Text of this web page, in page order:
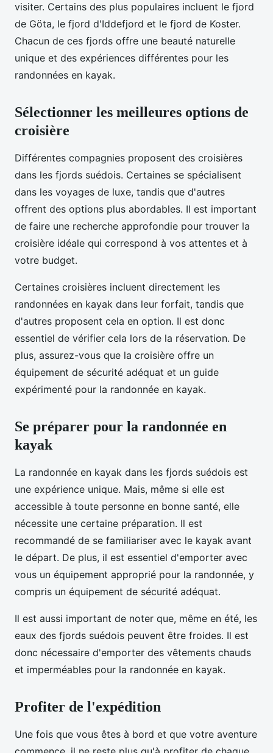
visiter. Certains des plus populaires incluent le fjord
de Göta, le fjord d'Iddefjord et le fjord de Koster.
Chacun de ces fjords offre une beauté naturelle
unique et des expériences différentes pour les
randonnées en kayak.
Sélectionner les meilleures options de
croisière
Différentes compagnies proposent des croisières
dans les fjords suédois. Certaines se spécialisent
dans les voyages de luxe, tandis que d'autres
offrent des options plus abordables. Il est important
de faire une recherche approfondie pour trouver la
croisière idéale qui correspond à vos attentes et à
votre budget.
Certaines croisières incluent directement les
randonnées en kayak dans leur forfait, tandis que
d'autres proposent cela en option. Il est donc
essentiel de vérifier cela lors de la réservation. De
plus, assurez-vous que la croisière offre un
équipement de sécurité adéquat et un guide
expérimenté pour la randonnée en kayak.
Se préparer pour la randonnée en
kayak
La randonnée en kayak dans les fjords suédois est
une expérience unique. Mais, même si elle est
accessible à toute personne en bonne santé, elle
nécessite une certaine préparation. Il est
recommandé de se familiariser avec le kayak avant
le départ. De plus, il est essentiel d'emporter avec
vous un équipement approprié pour la randonnée, y
compris un équipement de sécurité adéquat.
Il est aussi important de noter que, même en été, les
eaux des fjords suédois peuvent être froides. Il est
donc nécessaire d'emporter des vêtements chauds
et imperméables pour la randonnée en kayak.
Profiter de l'expédition
Une fois que vous êtes à bord et que votre aventure